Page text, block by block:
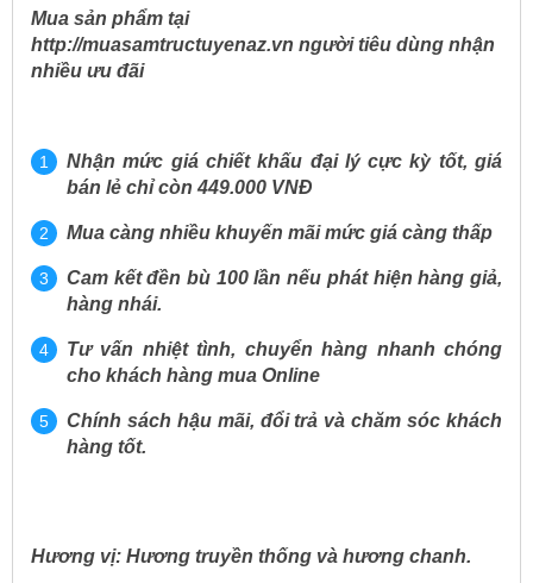
Mua sản phẩm tại
http://muasamtructuyenaz.vn người tiêu dùng nhận
nhiều ưu đãi
Nhận mức giá chiết khấu đại lý cực kỳ tốt, giá
bán lẻ chỉ còn 449.000 VNĐ
Mua càng nhiều khuyến mãi mức giá càng thấp
Cam kết đền bù 100 lần nếu phát hiện hàng giả,
hàng nhái.
Tư vấn nhiệt tình, chuyển hàng nhanh chóng
cho khách hàng mua Online
Chính sách hậu mãi, đổi trả và chăm sóc khách
hàng tốt.
Hương vị: Hương truyền thống và hương chanh.